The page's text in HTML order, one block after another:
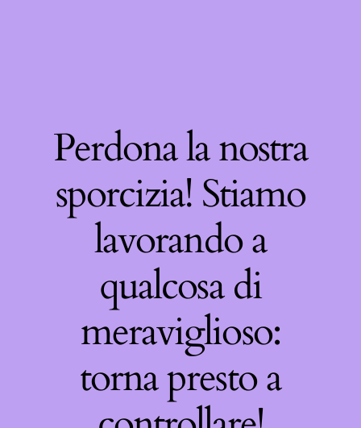
Perdona la nostra
sporcizia! Stiamo
lavorando a
qualcosa di
meraviglioso:
torna presto a